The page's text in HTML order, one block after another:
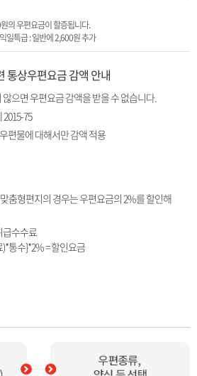
의 우편요금이 할증됩니다.
일특급 : 일반에 2,600원 추가
통상우편요금 감액 안내
으면 우편요금 감액을 받을 수 없습니다.
75
편물에 대해서만 감액 적용
춤형편지의 경우는 우편요금의 2%를 할인해
급수수료
통수}*2% = 할인요금